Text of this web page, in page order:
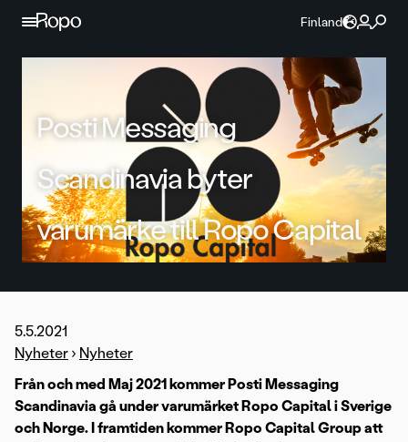
Hoppa till innehållet
Finland
Posti Messaging
Scandinavia byter
varumärke till Ropo Capital
5.5.2021
Nyheter › Nyheter
Från och med Maj 2021 kommer Posti Messaging
Scandinavia gå under varumärket Ropo Capital i Sverige
och Norge. I framtiden kommer Ropo Capital Group att